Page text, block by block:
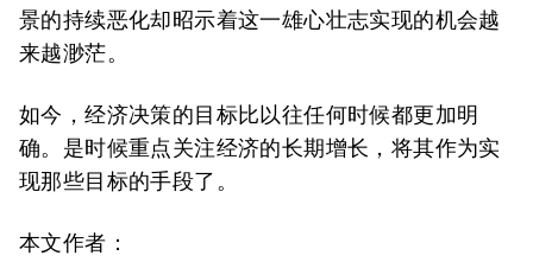
景的持续恶化却昭示着这一雄心壮志实现的机会越
来越渺茫。
如今，经济决策的目标比以往任何时候都更加明
确。是时候重点关注经济的长期增长，将其作为实
现那些目标的手段了。
本文作者：